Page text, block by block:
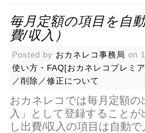
毎月定額の項目を自
費/収入）
Posted by おカネレコ事務局 on
使い方・FAQ[おカネレコプレミ
／削除／修正について
おカネレコでは毎月定額
入」として登録すること
し出費/収入の項目は自動